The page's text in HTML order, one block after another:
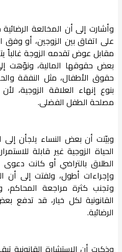
وأشارت إلى أن المخالعة
على اتفاق بين الزوجين، أو وفق
مقابل عوض تقدمه الزوجة غالباً
بعض حقوقها المالية، ونوّهت
حقوق الأطفال، مثل النفقة
بنوع إنهاء العلاقة الزوجية،
مصلحة الطفل الفضلى.
وبيّنت أن بعض النساء يلجأن إلى
الحياة الزوجية غير قابلة
الطلاق بالتراضي أو كانت
وإجراءات أطول، ولفتت إلى أن
وتجنب كثرة مراجعة المحاكم،
القانونية لكل خيار، قد تدفع
الرضائية.
وذكرت أن الاستشارة القانونية